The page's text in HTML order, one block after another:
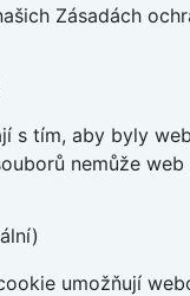
Zásadách
s tím, aby byly
nemůže
umožňují